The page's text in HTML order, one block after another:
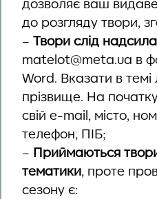
до розгляду твори,
– Твори слід
matelot@meta.ua в
Word. Вказати в темі
прізвище. На
свій e-mail, місто,
телефон, ПІБ;
– Приймаються
тематики, проте
сезону є: